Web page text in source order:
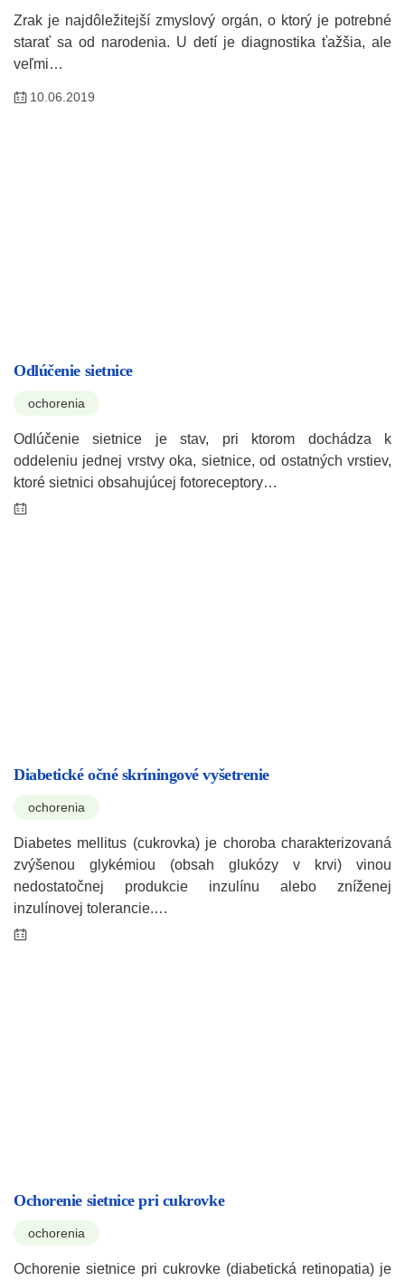
Zrak je najdôležitejší zmyslový orgán, o ktorý je potrebné
starať sa od narodenia. U detí je diagnostika ťažšia, ale
veľmi…
10.06.2019
Odlúčenie sietnice
ochorenia
Odlúčenie sietnice je stav, pri ktorom dochádza k
oddeleniu jednej vrstvy oka, sietnice, od ostatných vrstiev,
ktoré sietnici obsahujúcej fotoreceptory…
Diabetické očné skríningové vyšetrenie
ochorenia
Diabetes mellitus (cukrovka) je choroba charakterizovaná
zvýšenou glykémiou (obsah glukózy v krvi) vinou
nedostatočnej produkcie inzulínu alebo zníženej
inzulínovej tolerancie.…
Ochorenie sietnice pri cukrovke
ochorenia
Ochorenie sietnice pri cukrovke (diabetická retinopatia) je